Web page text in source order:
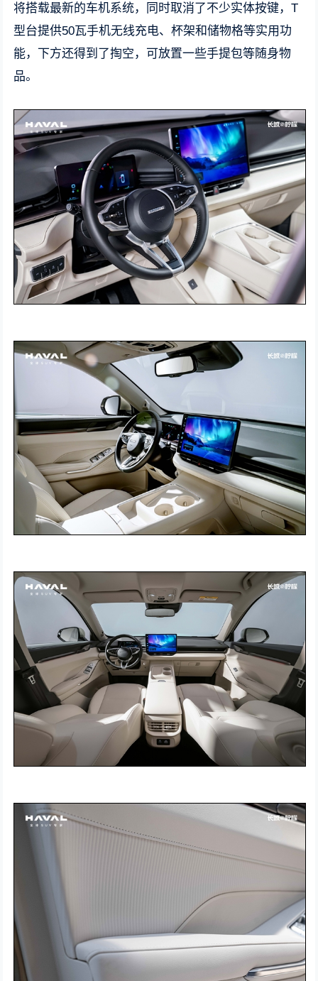
将搭载最新的车机系统，同时取消了不少实体按键，T
型台提供50瓦手机无线充电、杯架和储物格等实用功
能，下方还得到了掏空，可放置一些手提包等随身物
品。